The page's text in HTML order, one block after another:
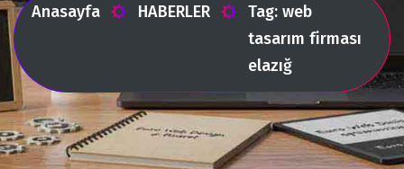
Anasayfa HABERLER
Tag: web
tasarım firması
elazığ